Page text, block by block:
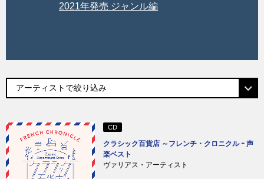
2021年発売 ジャンル編
CD
クラシック百貨店 ～フレンチ・クロニクル ｰ 声
楽ベスト
ヴァリアス・アーティスト